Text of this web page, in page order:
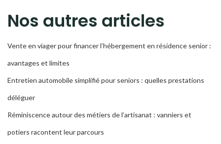
Nos autres articles
Vente en viager pour financer l’hébergement en résidence senior :
avantages et limites
Entretien automobile simplifié pour seniors : quelles prestations
déléguer
Réminiscence autour des métiers de l’artisanat : vanniers et
potiers racontent leur parcours